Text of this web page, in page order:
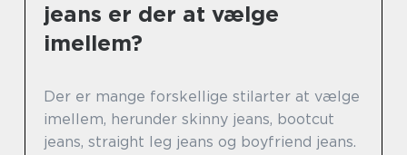
jeans er der at vælge
imellem?
Der er mange forskellige stilarter at vælge
imellem, herunder skinny jeans, bootcut
jeans, straight leg jeans og boyfriend jeans.